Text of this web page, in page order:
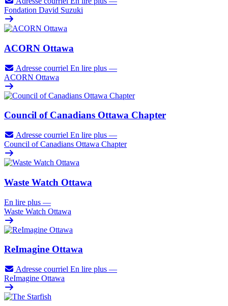
Fondation David Suzuki
ACORN Ottawa
Adresse courriel En lire plus —
ACORN Ottawa
Council of Canadians Ottawa Chapter
Adresse courriel En lire plus —
Council of Canadians Ottawa Chapter
Waste Watch Ottawa
En lire plus —
Waste Watch Ottawa
ReImagine Ottawa
Adresse courriel En lire plus —
ReImagine Ottawa